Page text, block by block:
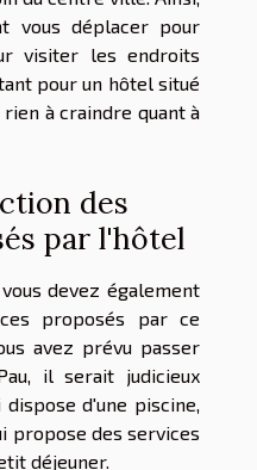
vous déplacer pour
visiter les endroits
pour un hôtel situé
à craindre quant à
des
par l'hôtel
devez également
proposés par ce
avez prévu passer
il serait judicieux
d'une piscine,
propose des services
déjeuner.